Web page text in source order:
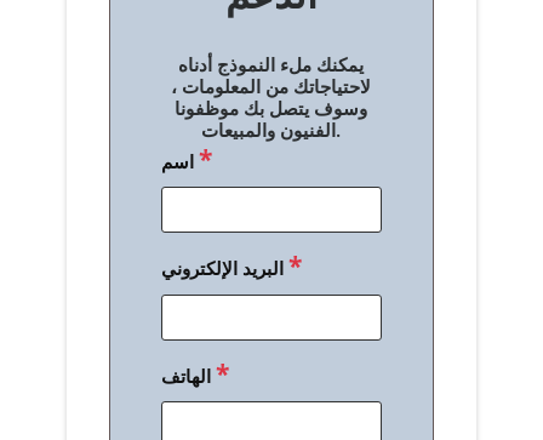
يمكنك ملء النموذج أدناه
لاحتياجاتك من المعلومات ،
وسوف يتصل بك موظفونا
الفنيون والمبيعات.
اسم*
البريد الإلكتروني*
الهاتف*